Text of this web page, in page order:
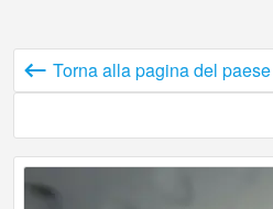
Torna alla pagina del paese